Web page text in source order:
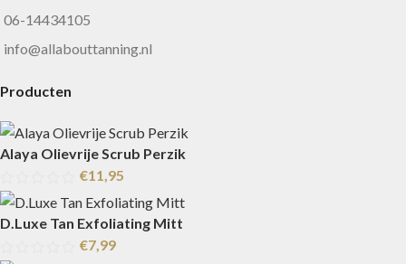
06-14434105
info@allabouttanning.nl
Producten
Alaya Olievrije Scrub Perzik
€11,95
D.Luxe Tan Exfoliating Mitt
€7,99